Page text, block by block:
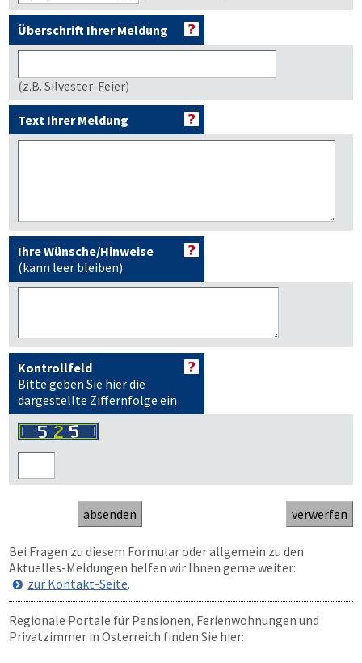
Überschrift Ihrer Meldung
(z.B. Silvester-Feier)
Text Ihrer Meldung
Ihre Wünsche/Hinweise
(kann leer bleiben)
Kontrollfeld
Bitte geben Sie hier die
dargestellte Ziffernfolge ein
Bei Fragen zu diesem Formular oder allgemein zu den
Aktuelles-Meldungen helfen wir Ihnen gerne weiter:
zur Kontakt-Seite.
Regionale Portale für Pensionen, Ferienwohnungen und
Privatzimmer in Österreich finden Sie hier: